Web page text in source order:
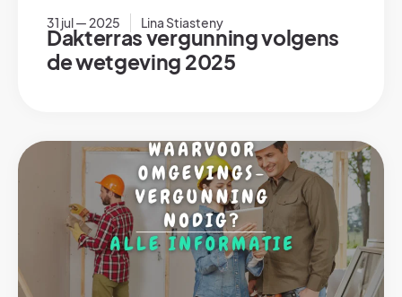
31 jul — 2025 Lina Stiasteny
Dakterras vergunning volgens
de wetgeving 2025